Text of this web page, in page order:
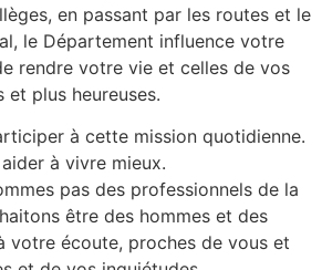
en passant par les routes et le
le Département influence votre
rendre votre vie et celles de vos
et plus heureuses.
à cette mission quotidienne.
à vivre mieux.
pas des professionnels de la
être des hommes et des
votre écoute, proches de vous et